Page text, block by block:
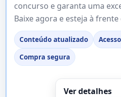
concurso e garanta uma
Baixe agora e esteja à
Conteúdo atualizado
Compra segura
Ver detalhes